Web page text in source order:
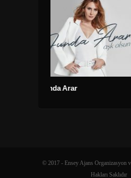
© 2017 - Ensey Ajans Organizasyon
Hakları Saklıdır